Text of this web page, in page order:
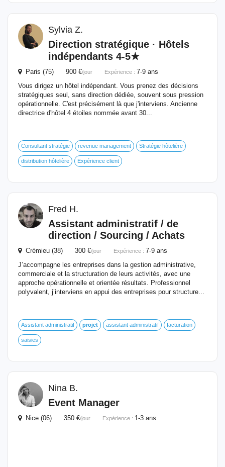
Sylvia Z.
Direction stratégique · Hôtels
indépendants 4-5★
Paris (75) 900 €/jour Expérience : 7-9 ans
Vous dirigez un hôtel indépendant. Vous prenez des décisions
stratégiques seul, sans direction dédiée, souvent sous pression
opérationnelle. C'est précisément là que j'interviens. Ancienne
directrice d'hôtel 4 étoiles nommée avant 30...
Consultant stratégie revenue management Stratégie hôtelière
distribution hôtelière Expérience client
Fred H.
Assistant administratif / de
direction / Sourcing / Achats
Crémieu (38) 300 €/jour Expérience : 7-9 ans
J’accompagne les entreprises dans la gestion administrative,
commerciale et la structuration de leurs activités, avec une
approche opérationnelle et orientée résultats. Professionnel
polyvalent, j’interviens en appui des entreprises pour structure...
Assistant administratif projet assistant administratif facturation
saisies
Nina B.
Event Manager
Nice (06) 350 €/jour Expérience : 1-3 ans